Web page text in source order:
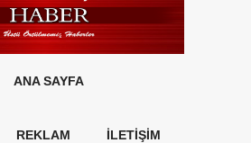
ANA SAYFA
REKLAM İLETİŞİM